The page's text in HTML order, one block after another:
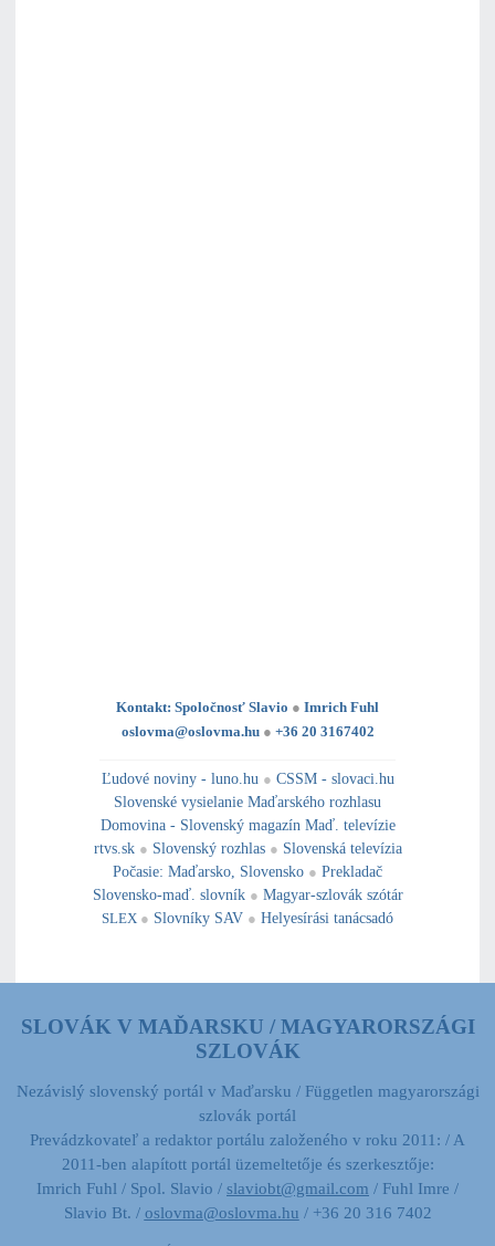
Kontakt: Spoločnosť Slavio ● Imrich Fuhl
oslovma@oslovma.hu ● +36 20 3167402
Ľudové noviny - luno.hu ● CSSM - slovaci.hu
Slovenské vysielanie Maďarského rozhlasu
Domovina - Slovenský magazín Maď. televízie
rtvs.sk ● Slovenský rozhlas ● Slovenská televízia
Počasie: Maďarsko Slovensko ● Prekladač
Slovensko-maď. slovník ● Magyar-szlovák szótár
SLEX ● Slovníky SAV ● Helyesírási tanácsadó
SLOVÁK V MAĎARSKU / MAGYARORSZÁGI
SZLOVÁK
Nezávislý slovenský portál v Maďarsku / Független magyarországi
szlovák portál
Prevádzkovateľ a redaktor portálu založeného v roku 2011: / A
2011-ben alapított portál üzemeltetője és szerkesztője:
Imrich Fuhl / Spol. Slavio / slaviobt@gmail.com / Fuhl Imre /
Slavio Bt. / oslovma@oslovma.hu / +36 20 316 7402